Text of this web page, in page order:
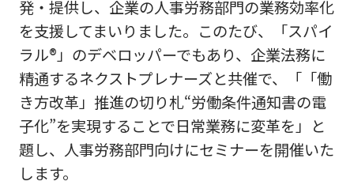
発・提供し、企業の人事労務部門の業務効率化
を支援してまいりました。このたび、「スパイ
ラル®」のデベロッパーでもあり、企業法務に
精通するネクストプレナーズと共催で、「「働
き方改革」推進の切り札“労働条件通知書の電
子化”を実現することで日常業務に変革を」と
題し、人事労務部門向けにセミナーを開催いた
します。